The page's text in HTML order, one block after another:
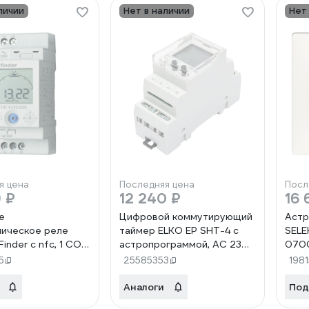
цена
₽
реле
c nfc, 1 CO
110-230В Ac
Нет в наличии
Последняя цена
12 240 ₽
Цифровой коммутирующий
таймер ELKO EP SHT-4 с
астропрограммой, AC 230V
00000000115
25585353
Аналоги
Нет
16